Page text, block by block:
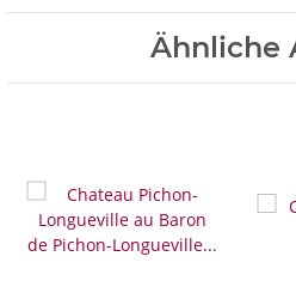
Ähnliche